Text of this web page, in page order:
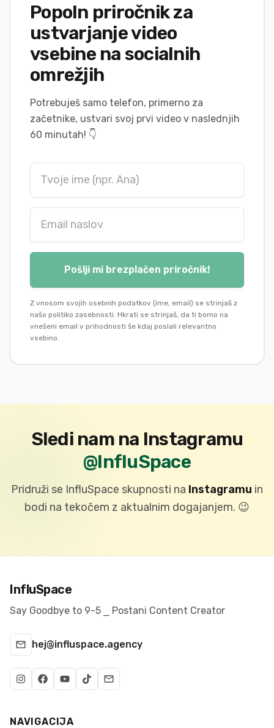
Popoln priročnik za
ustvarjanje video
vsebine na socialnih
omrežjih
Potrebuješ samo telefon, primerno za
začetnike, ustvari svoj prvi video v naslednjih
60 minutah! 👇
Pošlji mi brezplačen priročnik!
Z vnosom svojih osebnih podatkov (ime, email) se strinjaš z
našo politiko zasebnosti. Hkrati se strinjaš, da ti bomo na
vnešeni email v prihodnosti še kdaj poslali relevantno
vsebino.
Sledi nam na Instagramu
@InfluSpace
Pridruži se InfluSpace skupnosti na Instagramu in
bodi na tekočem z aktualnim dogajanjem. 😉
InfluSpace
Say Goodbye to 9-5 ⎯ Postani Content Creator
hej@influspace.agency
NAVIGACIJA